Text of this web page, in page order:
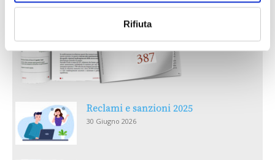
Rifiuta
Reclami e sanzioni 2025
30 Giugno 2026